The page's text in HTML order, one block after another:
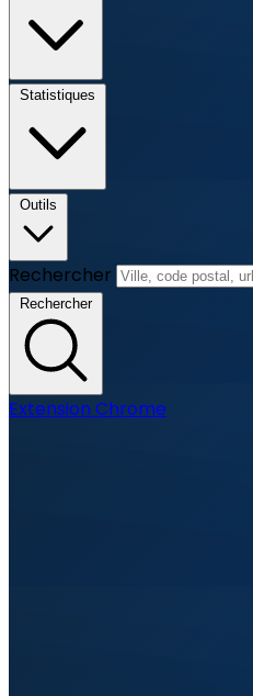
Statistiques
Outils
Rechercher
Rechercher
Extension Chrome